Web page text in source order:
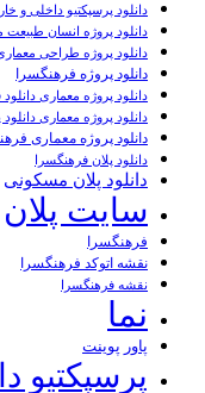
دانلود پرسپکتیو داخلی و
دانلود پروژه انسان طبیعت
دانلود پروژه طراحی
دانلود پروژه فرهنگسرا
دانلود پروژه معماری دانلود
دانلود پروژه معماری
دانلود پروژه معماری
دانلود پلان فرهنگسرا
دانلود پلان مسکونی
سایت پلان
فرهنگسرا
نقشه اتوکد فرهنگسرا
نقشه فرهنگسرا
نما
پاور پوینت
پرسپکتیو